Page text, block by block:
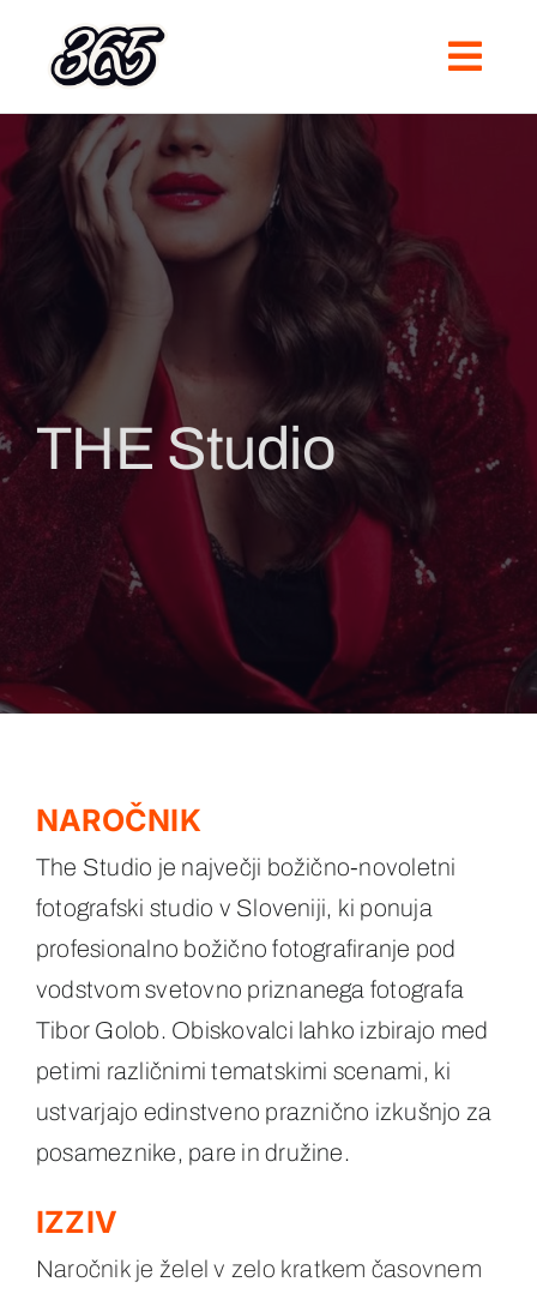
content
THE Studio
NAROČNIK
The Studio je največji božično-novoletni
fotografski studio v Sloveniji, ki ponuja
profesionalno božično fotografiranje pod
vodstvom svetovno priznanega fotografa
Tibor Golob. Obiskovalci lahko izbirajo med
petimi različnimi tematskimi scenami, ki
ustvarjajo edinstveno praznično izkušnjo za
posameznike, pare in družine.
IZZIV
Naročnik je želel v zelo kratkem časovnem